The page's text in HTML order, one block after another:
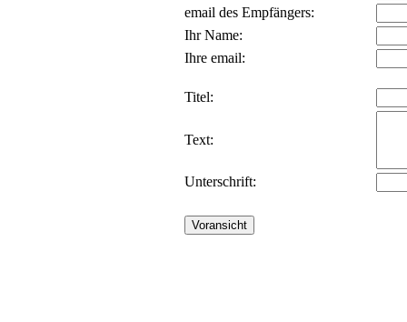
email des Empfängers:
Ihr Name:
Ihre email:
Titel:
Text:
Unterschrift: